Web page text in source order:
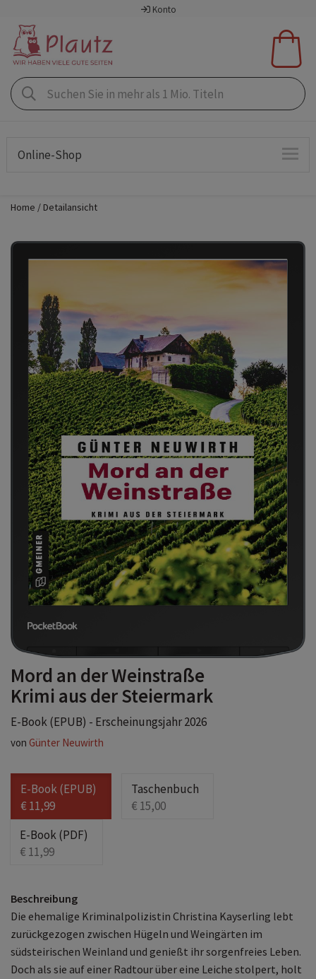
Konto
Online-Shop
Home Detailansicht
Mord an der Weinstraße
Krimi aus der Steiermark
E-Book (EPUB) - Erscheinungsjahr 2026
von Günter Neuwirth
E-Book (EPUB)
€ 11,99
Taschenbuch
€ 15,00
E-Book (PDF)
€ 11,99
Beschreibung
Die ehemalige Kriminalpolizistin Christina Kayserling lebt
zurückgezogen zwischen Hügeln und Weingärten im
südsteirischen Weinland und genießt ihr sorgenfreies Leben.
Doch als sie auf einer Radtour über eine Leiche stolpert, holt